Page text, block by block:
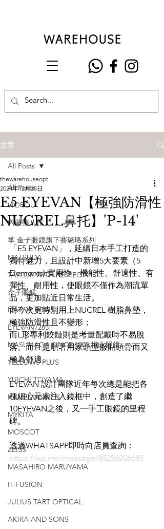
文章
All Posts
VIOROU
內藤熊八作
掌 金子眼鏡旗下賽璐珞系列
MATSUDA
TAYLOR WITH RESPECT
金子眼鏡
NATIVE SONS
EYEVAN7285
MASUNAGA SINCE 1905 增永眼鏡
YELLOWS PLUS
YUICHI TOYAMA
KAMEMANNEN
MYKITA
MOSCOT
ZEISS
MASAHIRO MARUYAMA
H-FUSION
JULIUS TART OPTICAL
AKIRA AND SONS
All Posts
E5 EYEVAN【極強防滑性
NUCREL鼻托】'P-14'
thewarehouseopt
2024年12月25日
「E5 EYEVAN」，延續日本手工打造的
獨特魅力，且設計中新增5大要素（5
Elements):實用性、機能性、舒適性、有
彈性、耐用性，使眼鏡不僅作為潮流單
品，更加貼近日常生活。
而今次更特別用上NUCREL 樹脂鼻墊，
極強防滑性且不變形；
而L形專利鉸鏈則是考量配戴時不易脫
落、而且是順著用家頭型服貼頭骨而又
極為舒適。
EYEVAN 設計團隊近年每次總是能把各
種細心元素注入鏡框中，創造了繼
10EYEVAN之後，又一手工眼鏡的里程
碑。
透過WHATSAPP即時向店員查詢：
https://wa.me/message/85256206685